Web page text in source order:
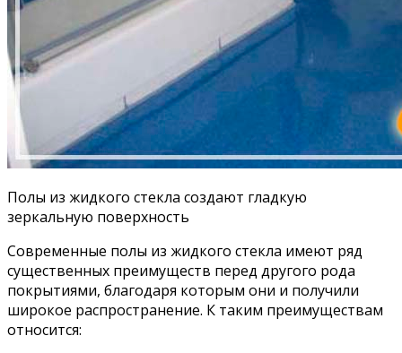
Полы из жидкого стекла создают гладкую
зеркальную поверхность
Современные полы из жидкого стекла имеют ряд
существенных преимуществ перед другого рода
покрытиями, благодаря которым они и получили
широкое распространение. К таким преимуществам
относится: